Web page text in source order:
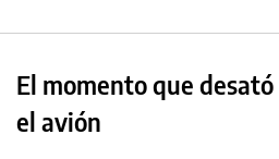
El momento que
el avión